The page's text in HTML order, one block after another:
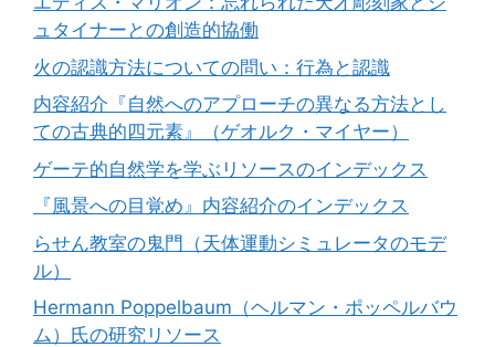
ュタイナーとの創造的協働
火の認識方法についての問い：行為と認識
内容紹介『自然へのアプローチの異なる方法とし
ての古典的四元素』（ゲオルク・マイヤー）
ゲーテ的自然学を学ぶリソースのインデックス
『風景への目覚め』内容紹介のインデックス
らせん教室の鬼門（天体運動シミュレータのモデ
ル）
Hermann Poppelbaum（ヘルマン・ポッペルバウ
ム）氏の研究リソース